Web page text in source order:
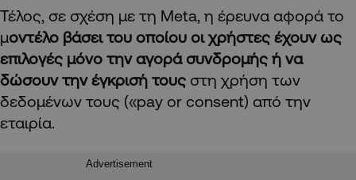
Τέλος, σε σχέση με τη Meta, η έρευνα αφορά το
μοντέλο βάσει του οποίου οι χρήστες έχουν ως
επιλογές μόνο την αγορά συνδρομής ή να
δώσουν την έγκρισή τους στη χρήση των
δεδομένων τους («pay or consent) από την
εταιρία.
Advertisement